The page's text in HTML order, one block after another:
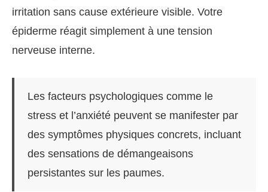
irritation sans cause extérieure visible. Votre
épiderme réagit simplement à une tension
nerveuse interne.
Les facteurs psychologiques comme le
stress et l’anxiété peuvent se manifester par
des symptômes physiques concrets, incluant
des sensations de démangeaisons
persistantes sur les paumes.